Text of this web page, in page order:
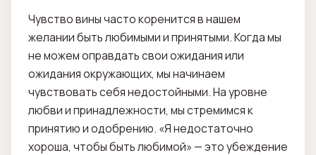
Чувство вины часто коренится в нашем
желании быть любимыми и принятыми. Когда мы
не можем оправдать свои ожидания или
ожидания окружающих, мы начинаем
чувствовать себя недостойными. На уровне
любви и принадлежности, мы стремимся к
принятию и одобрению. «Я недостаточно
хороша, чтобы быть любимой» — это убеждение